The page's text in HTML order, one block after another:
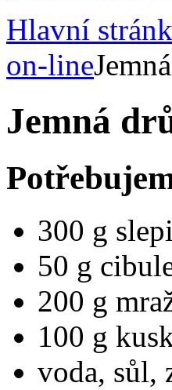
Hlavní
on-line
Jemná
300 g
50 g
200 g
100 g
voda, sůl,